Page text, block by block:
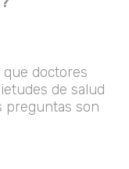
que doctores
de salud
preguntas son